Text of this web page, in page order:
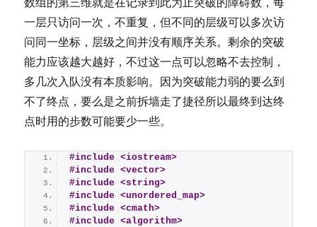
一层只访问一次，不重复，但不同的层级可以多次访
问同一坐标，层级之间并没有顺序关系。剩余的突破
能力应该越大越好，不过这一点可以忽略不去控制，
多几次入队没有本质影响。因为突破能力弱的要么到
不了终点，要么是之前拆墙走了捷径所以最终到达终
点时用的步数可能要少一些。
#include <iostream>
#include <vector>
#include <string>
#include <unordered_map>
#include <cmath>
#include <algorithm>